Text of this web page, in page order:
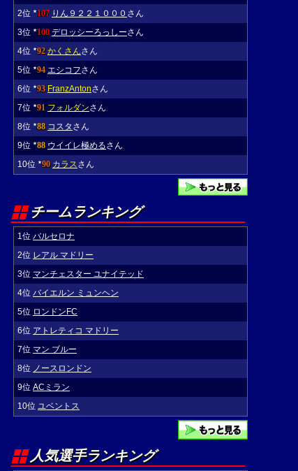
2位
★107 りん９２２１０００ さん
3位
★100 デロッシーろっしーさん
4位
★92 かくさんさん
5位
★94 エシコフさん
6位
★93 FranzAntonさん
7位
★91 フォルダンさん
8位
★88 コスタ さん
9位
★88 ウイイレ極めるさん
10位
★90 カラスさん
チームランキング
1位 バルセロナ
2位 レアル マドリー
3位 マンチェスター ユナイテッド
4位 バイエルン ミュンヘン
5位 ロンドンFC
6位 アトレティコ マドリー
7位 マン ブルー
8位 ノースロンドン
9位 ACミラン
10位 ユベントス
人気選手ランキング